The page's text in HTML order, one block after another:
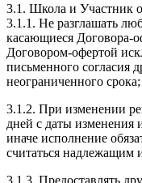
3.1. Школа и Участник
3.1.1. Не разглашать
касающиеся Договора-
Договором-офертой
письменного согласия
неограниченного срока;
3.1.2. При изменении
дней с даты изменения
иначе исполнение
считаться надлежащим
3.1.3. Предоставлять